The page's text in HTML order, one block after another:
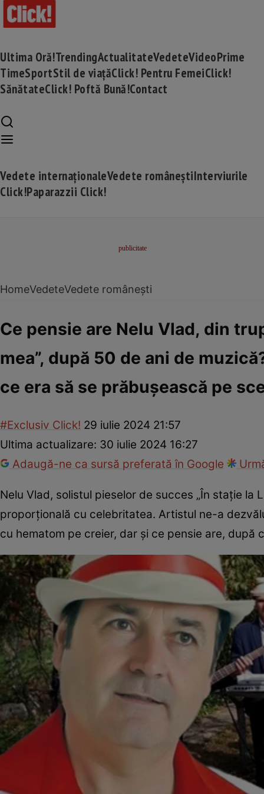
Ultima Oră!TrendingActualitateVedeteVideoPrime
TimeSportStil de viațăClick! Pentru FemeiClick!
SănătateClick! Poftă Bună!Contact
Vedete internaționaleVedete româneștiInterviurile
Click!Paparazzii Click!
HomeVedeteVedete românești
Ce pensie are Nelu Vlad, din
mea”, după 50 de ani de
ce era să se prăbușească pe
#Exclusiv Click! 29 iulie 2024 21:57
Ultima actualizare: 30 iulie 2024 16:27
Adaugă-ne ca sursă preferată în Google
Nelu Vlad, solistul pieselor de succes „În stație la
proporțională cu celebritatea. Artistul ne-a
cu hematom pe creier, dar și ce pensie are,